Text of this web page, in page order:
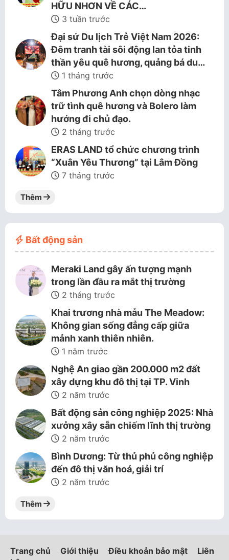
HỮU NHƠN VỀ CÁC…
3 tuần trước
Đại sứ Du lịch Trẻ Việt Nam 2026:
Đêm tranh tài sôi động lan tỏa tinh
thần yêu quê hương, quảng bá du…
1 tháng trước
Tâm Phương Anh chọn dòng nhạc
trữ tình quê hương và Bolero làm
hướng đi chủ đạo.
2 tháng trước
ERAS LAND tổ chức chương trình
“Xuân Yêu Thương” tại Lâm Đồng
7 tháng trước
Thêm
Bất động sản
Meraki Land gây ấn tượng mạnh
trong lần đầu ra mắt thị trường
2 tháng trước
Khai trương nhà mẫu The Meadow:
Không gian sống đẳng cấp giữa
mảnh xanh thiên nhiên.
1 năm trước
Nghệ An giao gần 200.000 m2 đất
xây dựng khu đô thị tại TP. Vinh
2 năm trước
Bất động sản công nghiệp 2025: Nhà
xưởng xây sẵn chiếm lĩnh thị trường
2 năm trước
Bình Dương: Từ thủ phủ công nghiệp
đến đô thị văn hoá, giải trí
2 năm trước
Thêm
Trang chủ Giới thiệu Điều khoản bảo mật
Liên